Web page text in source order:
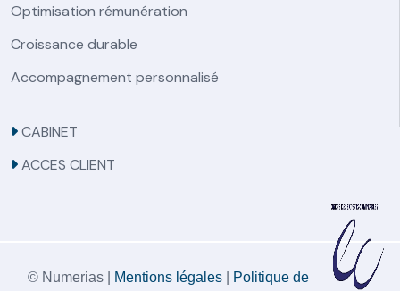
Optimisation rémunération
Croissance durable
Accompagnement personnalisé
CABINET
ACCES CLIENT
© Numerias | Mentions légales|
Politique de